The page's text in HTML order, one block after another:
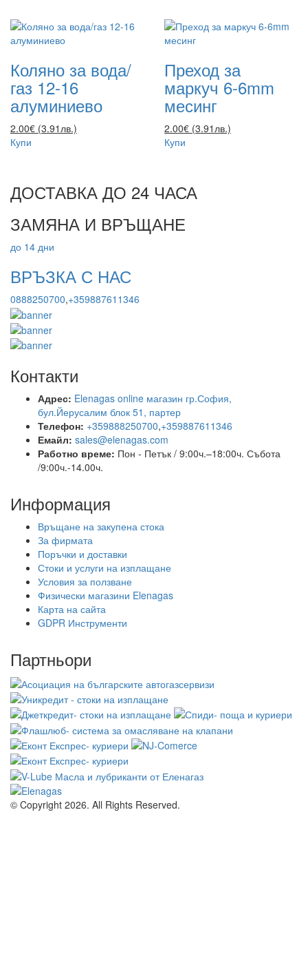
Коляно за вода/
газ 12-16
алуминиево
2.00€ (3.91лв.)
Купи
Преход за
маркуч 6-6mm
месинг
2.00€ (3.91лв.)
Купи
ДОСТАВКА ДО 24 ЧАСА
ЗАМЯНА И ВРЪЩАНЕ
до 14 дни
ВРЪЗКА С НАС
0888250700,+359887611346
Контакти
Адрес: Elenagas online магазин гр.София,
бул.Йерусалим блок 51, партер
Телефон: +359888250700,+359887611346
Емайл: sales@elenagas.com
Работно време: Пон - Петък / 9:00ч.–18:00ч. Събота
/9:00ч.-14.00ч.
Информация
Връщане на закупена стока
За фирмата
Поръчки и доставки
Стоки и услуги на изплащане
Условия за ползване
Физически магазини Elenagas
Карта на сайта
GDPR Инструменти
Партньори
© Copyright 2026. All Rights Reserved.